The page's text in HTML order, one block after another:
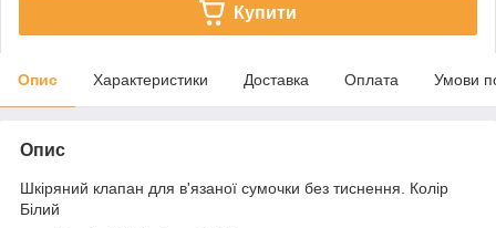
Купити
Опис Характеристики Доставка Оплата Умови
Опис
Шкіряний клапан для в'язаної сумочки без тиснення. Колір
Білий